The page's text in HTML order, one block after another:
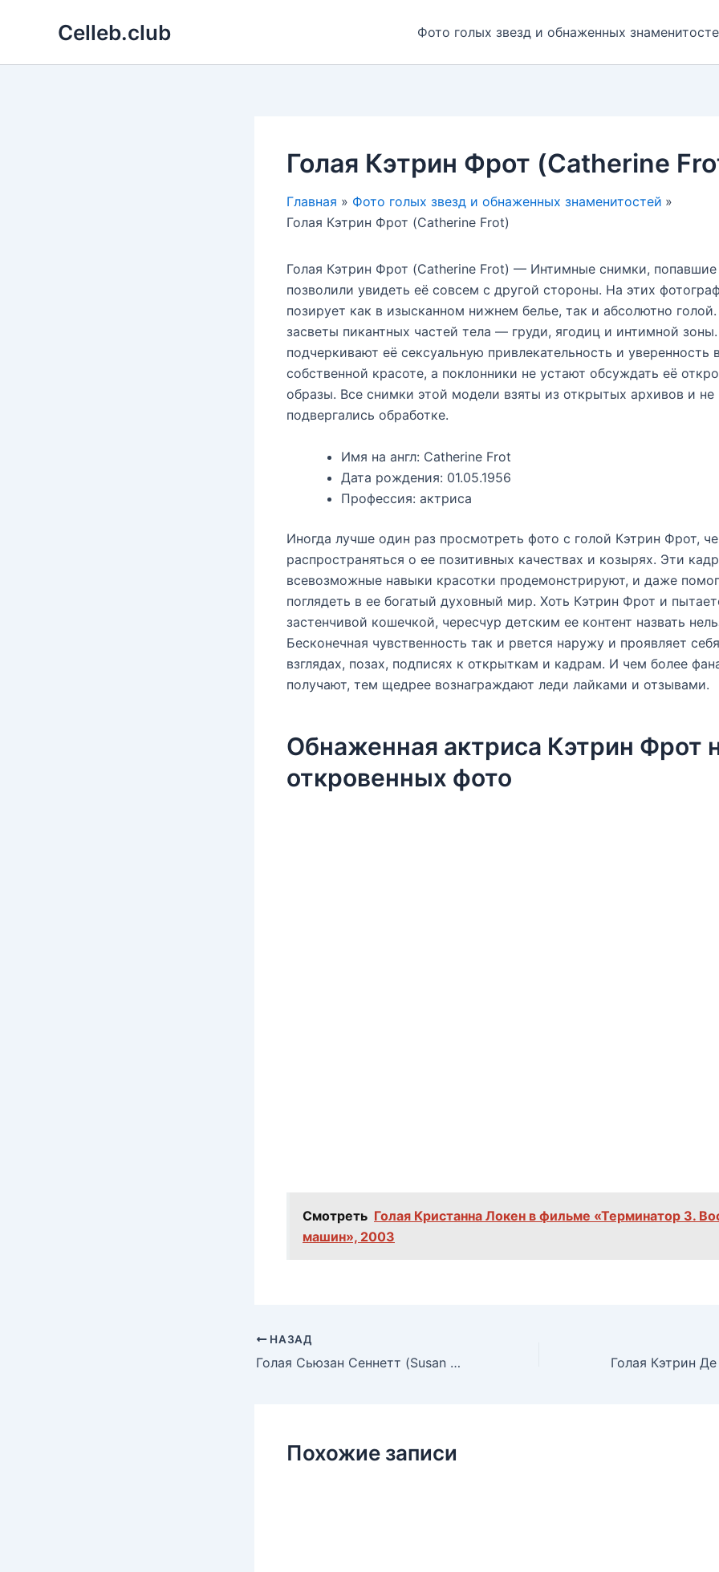
Celleb.club Фото голых звезд и обнаженных
Голая Кэтрин Фрот (Catherine
Главная
Фото голых звезд и обнаженных знаменитостей
Голая Кэтрин Фрот (Catherine Frot)
Голая Кэтрин Фрот (Catherine Frot) — Интимные снимки, попавшие
позволили увидеть её совсем с другой стороны. На этих
позирует как в изысканном нижнем белье, так и абсолютно
засветы пикантных частей тела — груди, ягодиц и интимной
подчеркивают её сексуальную привлекательность и уверенность
собственной красоте, а поклонники не устают обсуждать её
образы. Все снимки этой модели взяты из открытых архивов и не
подвергались обработке.
Имя на англ: Catherine Frot
Дата рождения: 01.05.1956
Профессия: актриса
Иногда лучше один раз просмотреть фото с голой Кэтрин Фрот,
распространяться о ее позитивных качествах и козырях. Эти
всевозможные навыки красотки продемонстрируют, и даже
поглядеть в ее богатый духовный мир. Хоть Кэтрин Фрот и
застенчивой кошечкой, чересчур детским ее контент назвать
Бесконечная чувственность так и рвется наружу и проявляет
взглядах, позах, подписях к открыткам и кадрам. И чем более
получают, тем щедрее вознаграждают леди лайками и отзывами.
Обнаженная актриса Кэтрин Фрот
откровенных фото
Смотреть Голая Кристанна Локен в фильме «Терминатор 3.
машин», 2003
НАЗАД
Голая Сьюзан Сеннетт (Susan Sennett)
Похожие записи